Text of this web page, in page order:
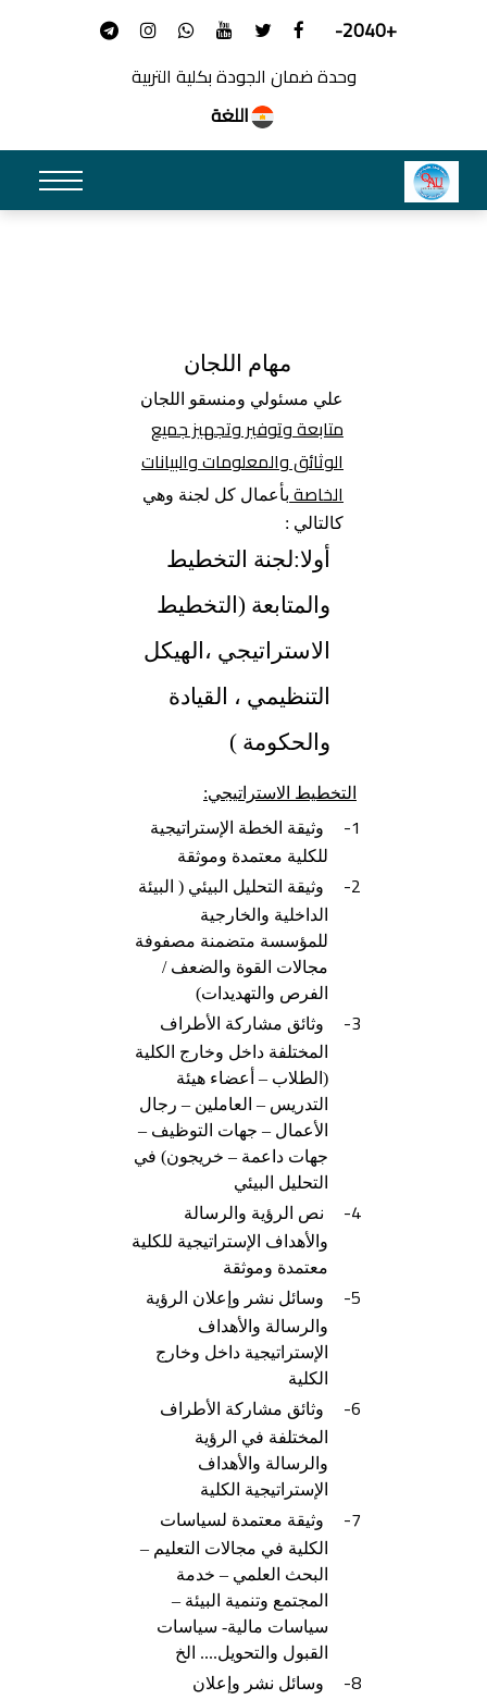
+2040-
وحدة ضمان الجودة بكلية التربية
اللغة
مهام اللجان
علي مسئولي ومنسقو اللجان
متابعة وتوفير وتجهيز جميع
الوثائق والمعلومات والبيانات
الخاصةبأعمال كل لجنة وهي
كالتالي :
أولا:لجنة التخطيط
والمتابعة (التخطيط
الاستراتيجي ،الهيكل
التنظيمي ، القيادة
والحكومة )
التخطيط الاستراتيجي:
1-
وثيقة الخطة الإستراتيجية
للكلية معتمدة وموثقة
2-
وثيقة التحليل البيئي ( البيئة
الداخلية والخارجية
للمؤسسة متضمنة مصفوفة
مجالات القوة والضعف /
الفرص والتهديدات)
3-
وثائق مشاركة الأطراف
المختلفة داخل وخارج الكلية
(الطلاب – أعضاء هيئة
التدريس – العاملين – رجال
الأعمال – جهات التوظيف –
جهات داعمة – خريجون) في
التحليل البيئي
4-
نص الرؤية والرسالة
والأهداف الإستراتيجية للكلية
معتمدة وموثقة
5-
وسائل نشر وإعلان الرؤية
والرسالة والأهداف
الإستراتيجية داخل وخارج
الكلية
6-
وثائق مشاركة الأطراف
المختلفة في الرؤية
والرسالة والأهداف
الإستراتيجية الكلية
7-
وثيقة معتمدة لسياسات
الكلية في مجالات التعليم –
البحث العلمي – خدمة
المجتمع وتنمية البيئة –
سياسات مالية- سياسات
القبول والتحويل.... الخ
8-
وسائل نشر وإعلان